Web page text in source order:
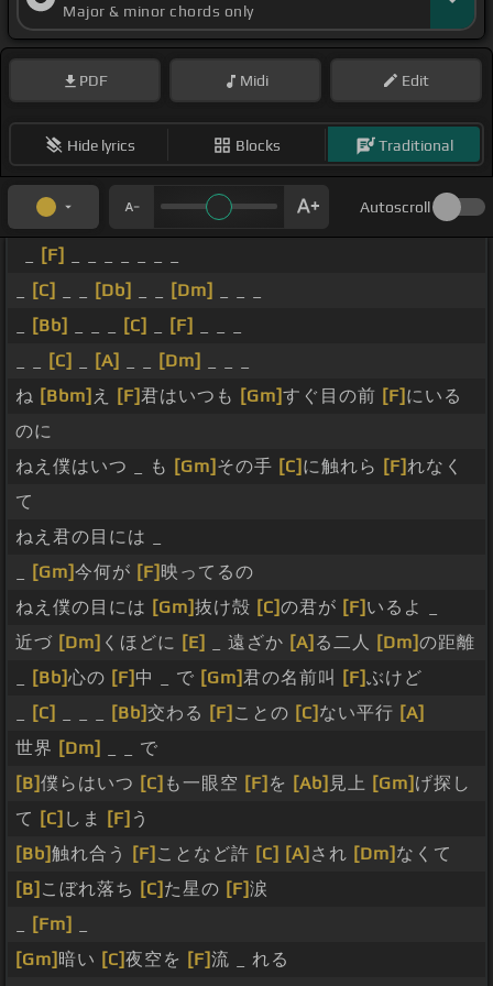
Major & minor chords only
PDF Midi Edit
Hide lyrics Blocks Traditional
Autoscroll
[F]
[C] [Db] [Dm]
[Bb] [C] [F]
[C] [A] [Dm]
ね [Bbm] え [F]君はいつも [Gm]すぐ目の前 [F] にいる
のに
ねえ僕はいつ _ も [Gm] その手 [C] に触れら [F]れなく
て
ねえ君の目には _
[Gm]今何が [F] 映ってるの
ねえ僕の目には [Gm]抜け殻 [C]の君が [F] いるよ _
近づ [Dm] くほどに [E] _ 遠ざか [A] る二人 [Dm]の距離
[Bb]心の [F] 中 _ で [Gm]君の名前叫 [F]ぶけど
[C] [Bb]交わる [F] ことの [C] ない平行 [A]
世界 [Dm]
_ _ で
[B]僕らはいつ [C] も一眼空 [F] を [Ab] 見上 [Gm] げ探し
て [C] しま [F] う
[Bb]触れ合う [F] ことなど許 [C] [A] され [Dm] なくて
[B] こぼれ落ち [C] た星の [F]涙
[Fm]
[Gm] 暗い [C]夜空を [F]流 _ れる